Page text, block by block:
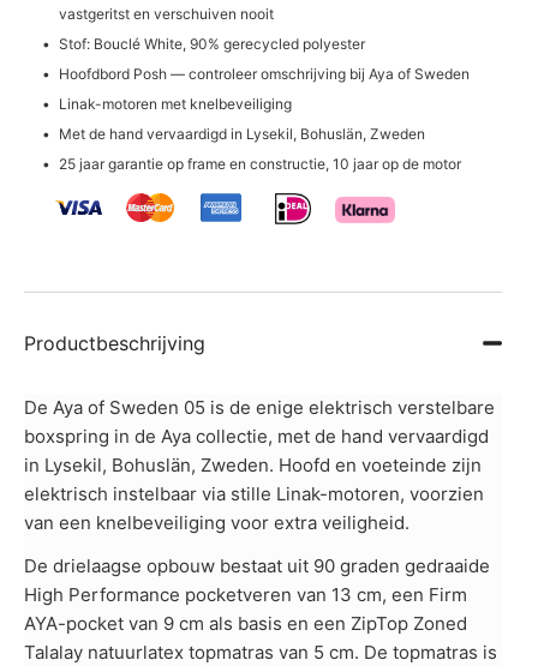
vastgeritst en verschuiven nooit
Stof: Bouclé White, 90% gerecycled polyester
Hoofdbord Posh — controleer omschrijving bij Aya of Sweden
Linak-motoren met knelbeveiliging
Met de hand vervaardigd in Lysekil, Bohuslän, Zweden
25 jaar garantie op frame en constructie, 10 jaar op de motor
Productbeschrijving
De Aya of Sweden 05 is de enige elektrisch verstelbare
boxspring in de Aya collectie, met de hand vervaardigd
in Lysekil, Bohuslän, Zweden. Hoofd en voeteinde zijn
elektrisch instelbaar via stille Linak-motoren, voorzien
van een knelbeveiliging voor extra veiligheid.
De drielaagse opbouw bestaat uit 90 graden gedraaide
High Performance pocketveren van 13 cm, een Firm
AYA-pocket van 9 cm als basis en een ZipTop Zoned
Talalay natuurlatex topmatras van 5 cm. De topmatras is